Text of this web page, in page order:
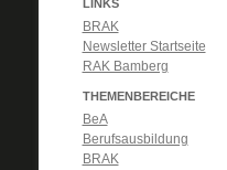
LINKS
BRAK
Newsletter Startseite
RAK Bamberg
THEMENBEREICHE
BeA
Berufsausbildung
BRAK